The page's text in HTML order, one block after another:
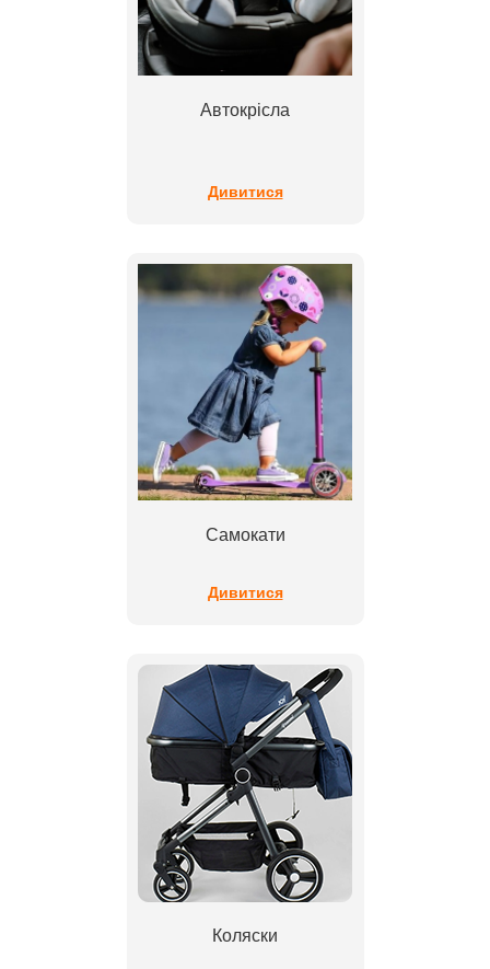
Автокрісла
Дивитися
Самокати
Дивитися
Коляски